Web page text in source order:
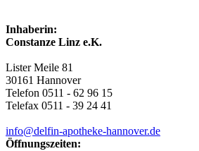
Inhaberin:
Constanze Linz e.K.
Lister Meile 81
30161 Hannover
Telefon 0511 - 62 96 15
Telefax 0511 - 39 24 41
info@delfin-apotheke-hannover.de
Öffnungszeiten: